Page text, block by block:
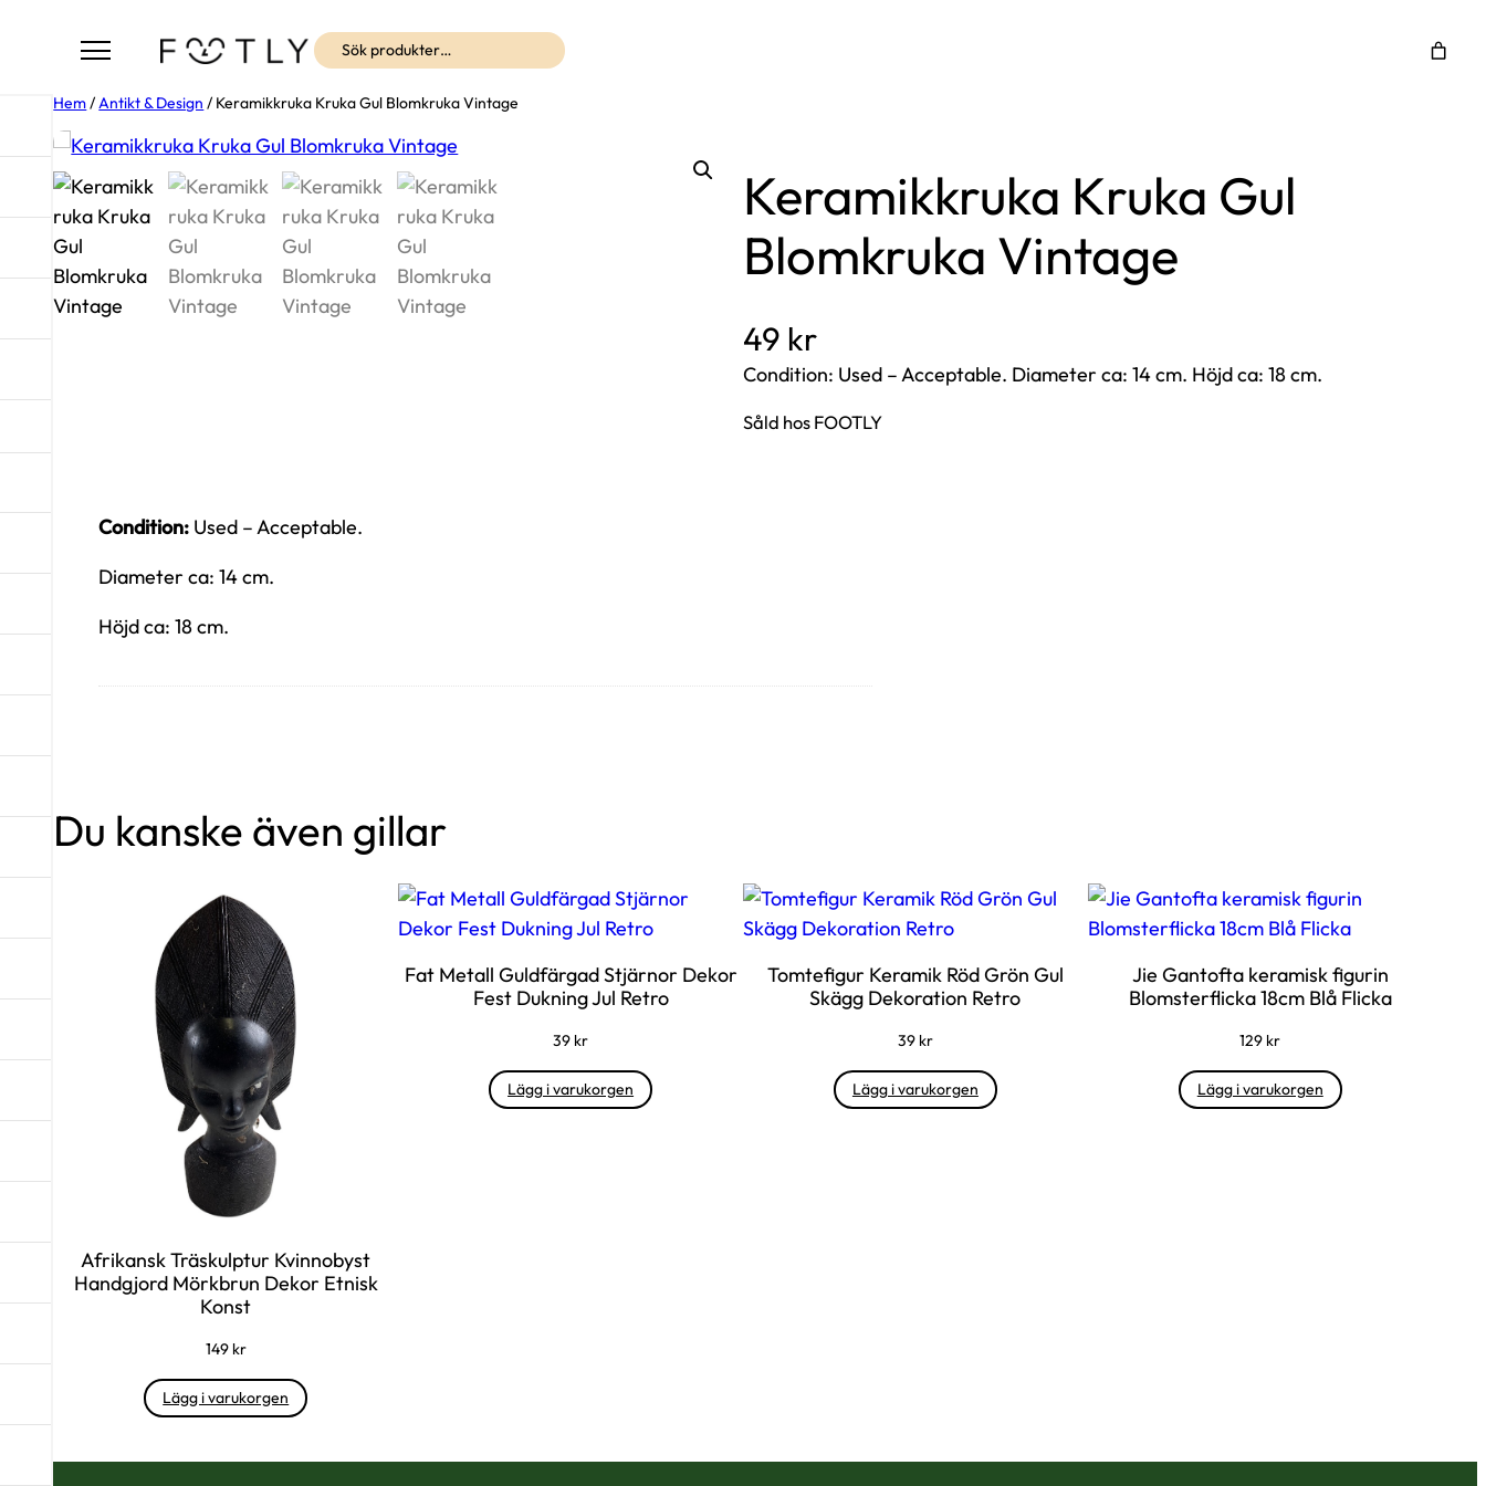
Sök
Hem/Antikt & Design / Keramikkruka Kruka Gul Blomkruka Vintage
Keramikkruka Kruka Gul
Blomkruka Vintage
49 kr
Condition: Used – Acceptable. Diameter ca: 14 cm. Höjd ca: 18 cm.
Såld hos FOOTLY
Condition: Used – Acceptable.
Diameter ca: 14 cm.
Höjd ca: 18 cm.
Du kanske även gillar
Afrikansk Träskulptur Kvinnobyst
Handgjord Mörkbrun Dekor Etnisk
Konst
149 kr
Lägg i varukorgen
Fat Metall Guldfärgad Stjärnor Dekor
Fest Dukning Jul Retro
39 kr
Lägg i varukorgen
Tomtefigur Keramik Röd Grön Gul
Skägg Dekoration Retro
39 kr
Lägg i varukorgen
Jie Gantofta keramisk figurin
Blomsterflicka 18cm Blå Flicka
129 kr
Lägg i varukorgen